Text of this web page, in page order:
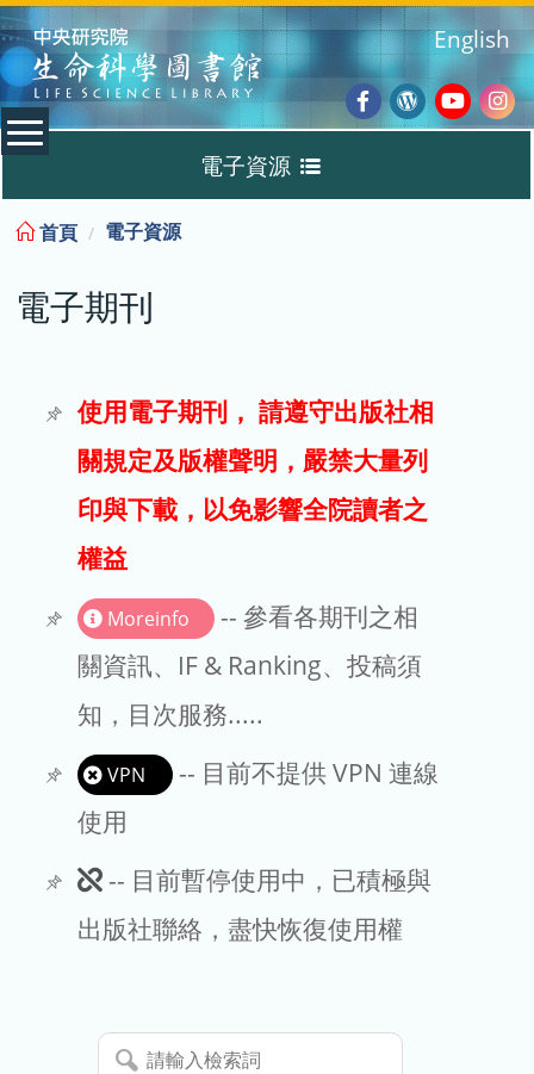
:::
Facebook
Wordpress
English
電子資源
電子期刊
試用
文章處理費
EndNote
首頁 電子資源
電子期刊
使用電子期刊， 請遵守出版社相
關規定及版權聲明，嚴禁大量列
印與下載，以免影響全院讀者之
權益
Moreinfo
-- 參看各期刊之相
關資訊、IF & Ranking、投稿須
知，目次服務.....
VPN
-- 目前不提供 VPN 連線
使用
此
期
暫
-- 目前暫停使用中，已積極與
出版社聯絡，盡快恢復使用權
請